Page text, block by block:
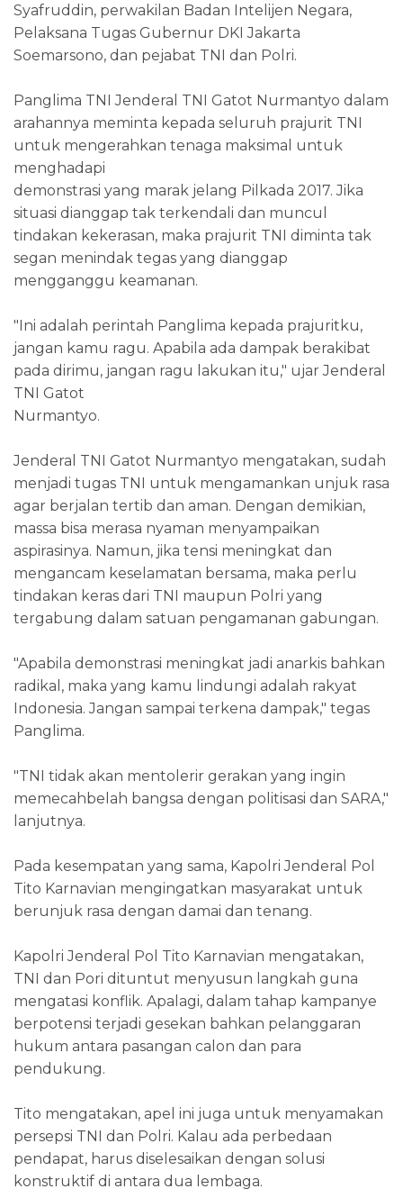
Syafruddin, perwakilan Badan Intelijen Negara,
Pelaksana Tugas Gubernur DKI Jakarta
Soemarsono, dan pejabat TNI dan Polri.
Panglima TNI Jenderal TNI Gatot Nurmantyo dalam
arahannya meminta kepada seluruh prajurit TNI
untuk mengerahkan tenaga maksimal untuk
menghadapi
demonstrasi yang marak jelang Pilkada 2017. Jika
situasi dianggap tak terkendali dan muncul
tindakan kekerasan, maka prajurit TNI diminta tak
segan menindak tegas yang dianggap
mengganggu keamanan.
"Ini adalah perintah Panglima kepada prajuritku,
jangan kamu ragu. Apabila ada dampak berakibat
pada dirimu, jangan ragu lakukan itu," ujar Jenderal
TNI Gatot
Nurmantyo.
Jenderal TNI Gatot Nurmantyo mengatakan, sudah
menjadi tugas TNI untuk mengamankan unjuk rasa
agar berjalan tertib dan aman. Dengan demikian,
massa bisa merasa nyaman menyampaikan
aspirasinya. Namun, jika tensi meningkat dan
mengancam keselamatan bersama, maka perlu
tindakan keras dari TNI maupun Polri yang
tergabung dalam satuan pengamanan gabungan.
"Apabila demonstrasi meningkat jadi anarkis bahkan
radikal, maka yang kamu lindungi adalah rakyat
Indonesia. Jangan sampai terkena dampak," tegas
Panglima.
"TNI tidak akan mentolerir gerakan yang ingin
memecahbelah bangsa dengan politisasi dan SARA,"
lanjutnya.
Pada kesempatan yang sama, Kapolri Jenderal Pol
Tito Karnavian mengingatkan masyarakat untuk
berunjuk rasa dengan damai dan tenang.
Kapolri Jenderal Pol Tito Karnavian mengatakan,
TNI dan Pori dituntut menyusun langkah guna
mengatasi konflik. Apalagi, dalam tahap kampanye
berpotensi terjadi gesekan bahkan pelanggaran
hukum antara pasangan calon dan para
pendukung.
Tito mengatakan, apel ini juga untuk menyamakan
persepsi TNI dan Polri. Kalau ada perbedaan
pendapat, harus diselesaikan dengan solusi
konstruktif di antara dua lembaga.